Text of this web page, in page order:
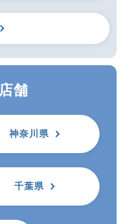
舗
神奈川県
千葉県